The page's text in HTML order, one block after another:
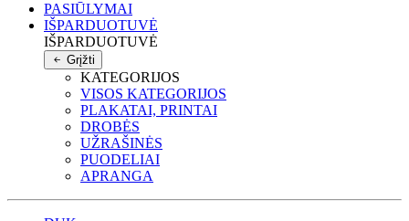
PASIŪLYMAI
IŠPARDUOTUVĖ
IŠPARDUOTUVĖ
Grįžti
KATEGORIJOS
VISOS KATEGORIJOS
PLAKATAI, PRINTAI
DROBĖS
UŽRAŠINĖS
PUODELIAI
APRANGA